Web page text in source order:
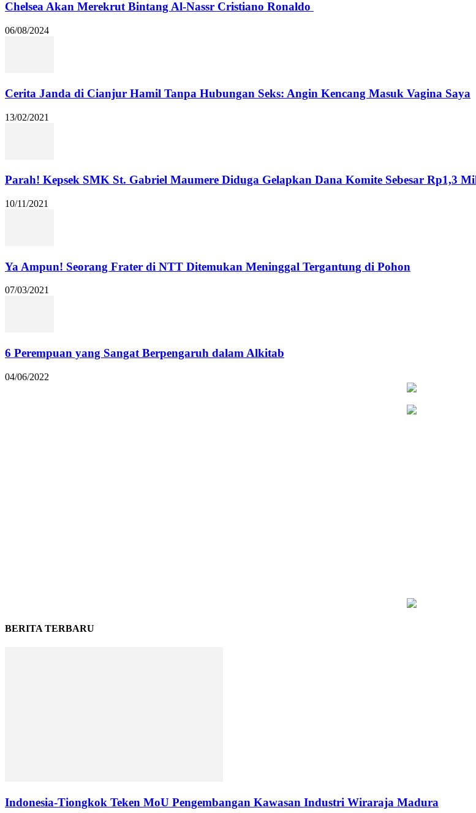
Chelsea Akan Merekrut Bintang Al-Nassr Cristiano Ronaldo
06/08/2024
Cerita Janda di Cianjur Hamil Tanpa Hubungan Seks: Angin Kencang Masuk Vagina Saya
13/02/2021
Parah! Kepsek SMK St. Gabriel Maumere Diduga Gelapkan Dana Komite Sebesar Rp1,3
10/11/2021
Ya Ampun! Seorang Frater di NTT Ditemukan Meninggal Tergantung di Pohon
07/03/2021
6 Perempuan yang Sangat Berpengaruh dalam Alkitab
04/06/2022
BERITA TERBARU
Indonesia-Tiongkok Teken MoU Pengembangan Kawasan Industri Wiraraja Madura